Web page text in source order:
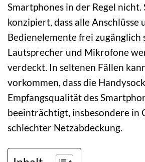
Smartphones in der Regel nicht.
konzipiert, dass alle Anschlüsse
Bedienelemente frei zugänglich
Lautsprecher und Mikrofone
verdeckt. In seltenen Fällen
vorkommen, dass die
Empfangsqualität des
beeinträchtigt, insbesondere in
schlechter Netzabdeckung.